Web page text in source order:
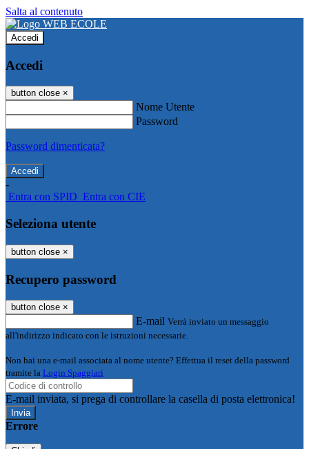
Salta al contenuto
Accedi
Accedi
button close ×
Nome Utente
Password
Password dimenticata?
-
Entra con SPID Entra con CIE
Seleziona utente
button close ×
Recupero password
button close ×
E-mail Verrà inviato un messaggio
all'indirizzo indicato con le istruzioni necessarie.
Non hai una e-mail associata al nome utente? Effettua il reset della password
tramite la Login Spaggiari
E-mail inviata, si prega di controllare la casella di posta elettronica!
Errore